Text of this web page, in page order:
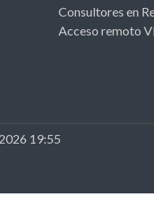
Consultores en
Acceso remoto
19:55